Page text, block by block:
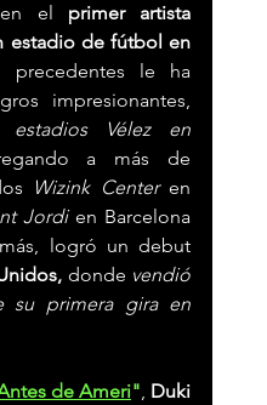
en el primer artista
estadio de fútbol en
le ha
impresionantes,
estadios Vélez en
Wizink Center en
Jordi en Barcelona
logró un debut
donde vendió
su primera gira en
de Ameri", Duki